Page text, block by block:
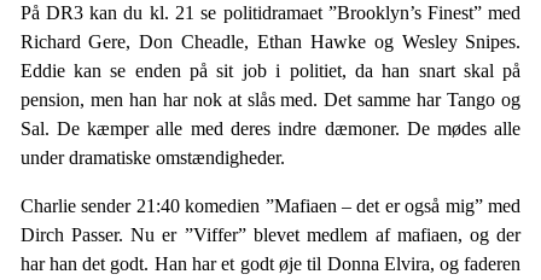
På DR3 kan du kl. 21 se politidramaet ”Brooklyn’s Finest” med
Richard Gere, Don Cheadle, Ethan Hawke og Wesley Snipes.
Eddie kan se enden på sit job i politiet, da han snart skal på
pension, men han har nok at slås med. Det samme har Tango og
Sal. De kæmper alle med deres indre dæmoner. De mødes alle
under dramatiske omstændigheder.
Charlie sender 21:40 komedien ”Mafiaen – det er også mig” med
Dirch Passer. Nu er ”Viffer” blevet medlem af mafiaen, og der
har han det godt. Han har et godt øje til Donna Elvira, og faderen